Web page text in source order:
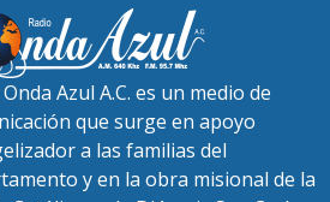
Azul A.C. es un medio de
que surge en apoyo
a las familias del
y en la obra misional de la